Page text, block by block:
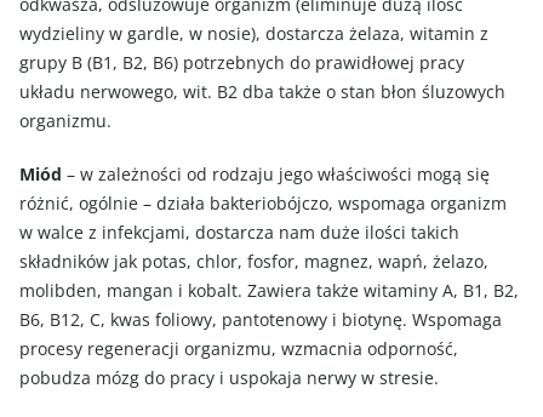
odkwasza, odśluzowuje organizm (eliminuje dużą ilość
wydzieliny w gardle, w nosie), dostarcza żelaza, witamin z
grupy B (B1, B2, B6) potrzebnych do prawidłowej pracy
układu nerwowego, wit. B2 dba także o stan błon śluzowych
organizmu.
Miód – w zależności od rodzaju jego właściwości mogą się
różnić, ogólnie – działa bakteriobójczo, wspomaga organizm
w walce z infekcjami, dostarcza nam duże ilości takich
składników jak potas, chlor, fosfor, magnez, wapń, żelazo,
molibden, mangan i kobalt. Zawiera także witaminy A, B1, B2,
B6, B12, C, kwas foliowy, pantotenowy i biotynę. Wspomaga
procesy regeneracji organizmu, wzmacnia odporność,
pobudza mózg do pracy i uspokaja nerwy w stresie.